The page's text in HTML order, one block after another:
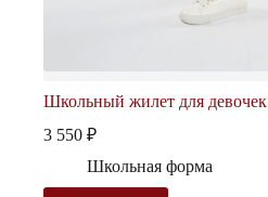
Школьный жилет для девочек
3 550 ₽
Школьная форма